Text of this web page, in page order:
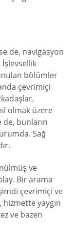
de, navigasyon
İşlevsellik
bölümler
çevrimiçi
olmak üzere
bunların
Sağ
ve
Bir arama
çevrimiçi ve
yaygın
ve bazen